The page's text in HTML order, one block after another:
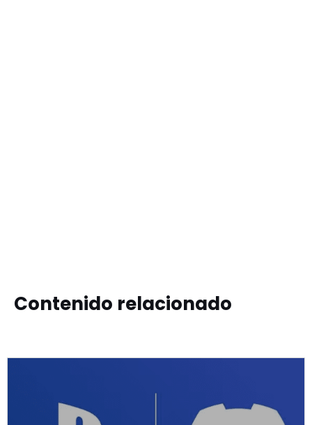
Contenido relacionado